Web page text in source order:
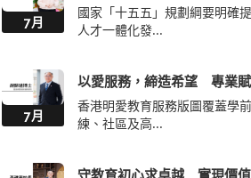
7月
國家「十五五」規劃綱要明確
人才一體化發...
7月
以愛服務，締造希望 專業
香港明愛教育服務版圖覆蓋學
練、社區及高...
守教育初心求卓越 實現價